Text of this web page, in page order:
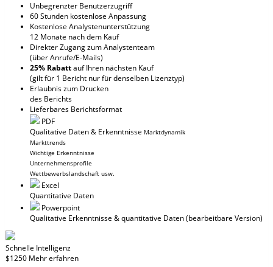
Unbegrenzter Benutzerzugriff
60 Stunden kostenlose Anpassung
Kostenlose Analystenunterstützung
12 Monate nach dem Kauf
Direkter Zugang zum Analystenteam
(über Anrufe/E-Mails)
25% Rabattauf Ihren nächsten Kauf
(gilt für 1 Bericht nur für denselben Lizenztyp)
Erlaubnis zum Drucken
des Berichts
Lieferbares Berichtsformat
PDF
Qualitative Daten & Erkenntnisse Marktdynamik
Markttrends
Wichtige Erkenntnisse
Unternehmensprofile
Wettbewerbslandschaft usw.
Excel
Quantitative Daten
Powerpoint
Qualitative Erkenntnisse & quantitative Daten(bearbeitbare Version)
Schnelle Intelligenz
$1250 Mehr erfahren